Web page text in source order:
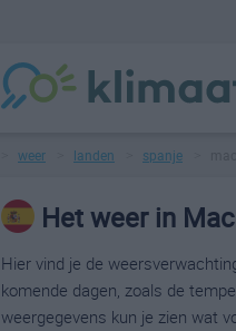
weer landen spanje
Het weer in
Hier vind je de
komende dagen, zoals de
weergegevens kun je zien wat